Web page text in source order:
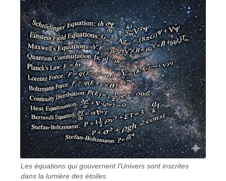
Les équations qui gouvernent l'Univers sont inscrites
dans la lumière des étoiles.